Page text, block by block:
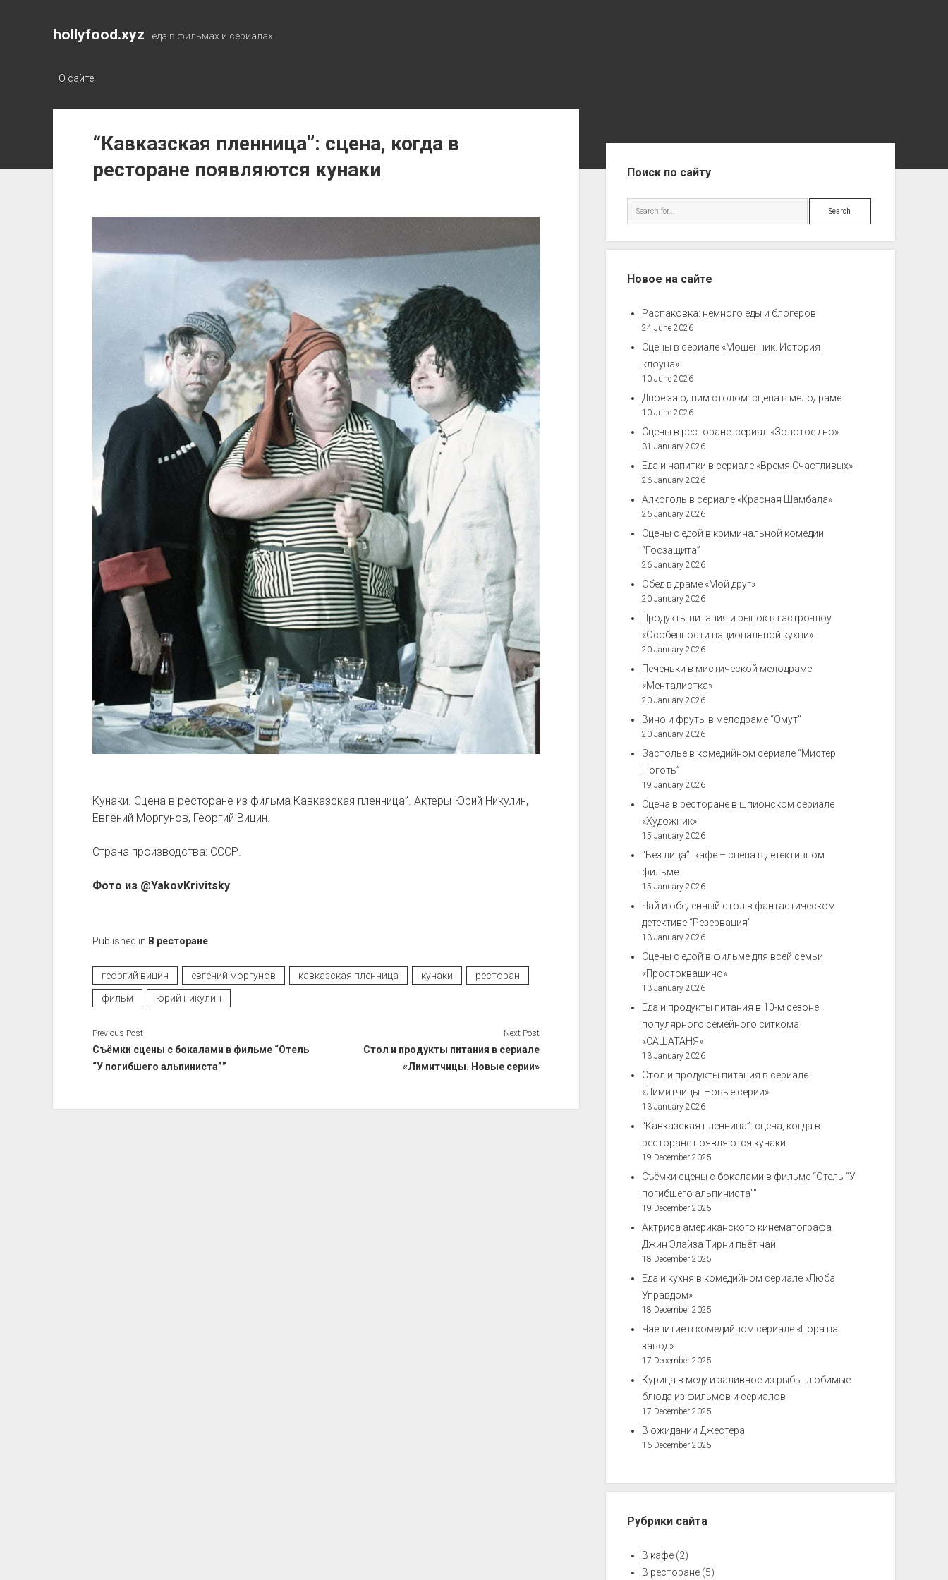
hollyfood.xyz еда в фильмах и сериалах
О сайте
“Кавказская пленница”: сцена, когда в
ресторане появляются кунаки
Кунаки. Сцена в ресторане из фильма Кавказская пленница”. Актеры Юрий Никулин,
Евгений Моргунов, Георгий Вицин.
Страна производства: СССР.
Фото из @YakovKrivitsky
Published in В ресторане
георгий вицин евгений моргунов кавказская пленница кунаки
ресторан
фильм
юрий никулин
Previous Post
Съёмки сцены с бокалами в фильме “Отель
“У погибшего альпиниста””
Next Post
Стол и продукты питания в сериале
«Лимитчицы. Новые серии»
Поиск по сайту
Search
Новое на сайте
Распаковка: немного еды и блогеров
24 June 2026
Сцены в сериале «Мошенник. История
клоуна»
10 June 2026
Двое за одним столом: сцена в мелодраме
10 June 2026
Сцены в ресторане: сериал «Золотое дно»
31 January 2026
Еда и напитки в сериале «Время Счастливых»
26 January 2026
Алкоголь в сериале «Красная Шамбала»
26 January 2026
Сцены с едой в криминальной комедии
“Госзащита”
26 January 2026
Обед в драме «Мой друг»
20 January 2026
Продукты питания и рынок в гастро-шоу
«Особенности национальной кухни»
20 January 2026
Печеньки в мистической мелодраме
«Менталистка»
20 January 2026
Вино и фруты в мелодраме “Омут”
20 January 2026
Застолье в комедийном сериале “Мистер
Ноготь”
19 January 2026
Сцена в ресторане в шпионском сериале
«Художник»
15 January 2026
“Без лица”: кафе – сцена в детективном
фильме
15 January 2026
Чай и обеденный стол в фантастическом
детективе “Резервация”
13 January 2026
Сцены с едой в фильме для всей семьи
«Простоквашино»
13 January 2026
Еда и продукты питания в 10-м сезоне
популярного семейного ситкома
«САШАТАНЯ»
13 January 2026
Стол и продукты питания в сериале
«Лимитчицы. Новые серии»
13 January 2026
“Кавказская пленница”: сцена, когда в
ресторане появляются кунаки
19 December 2025
Съёмки сцены с бокалами в фильме “Отель “У
погибшего альпиниста””
19 December 2025
Актриса американского кинематографа
Джин Элайза Тирни пьёт чай
18 December 2025
Еда и кухня в комедийном сериале «Люба
Управдом»
18 December 2025
Чаепитие в комедийном сериале «Пора на
завод»
17 December 2025
Курица в меду и заливное из рыбы: любимые
блюда из фильмов и сериалов
17 December 2025
В ожидании Джестера
16 December 2025
Рубрики сайта
В кафе (2)
В ресторане (5)